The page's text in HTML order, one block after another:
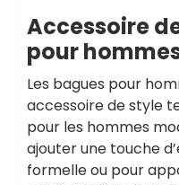
Accessoire
pour
Les bagues pour
accessoire de style
pour les hommes
ajouter une touche
formelle ou pour